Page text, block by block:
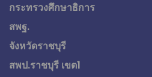
กระทรวงศึกษาธิการ
สพฐ.
จังหวัดราชบุรี
สพป.ราชบุรี เขต1